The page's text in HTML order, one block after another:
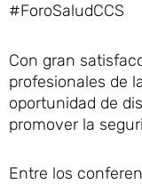
#ForoSaludCCS
Con gran
profesionales de
oportunidad de
promover la
Entre los